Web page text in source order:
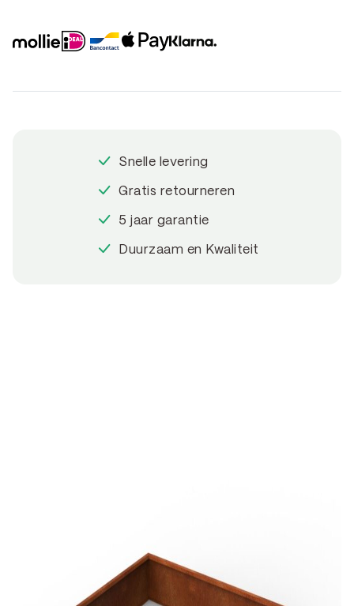
x
Snelle levering
Gratis retourneren
5 jaar garantie
Duurzaam en Kwaliteit